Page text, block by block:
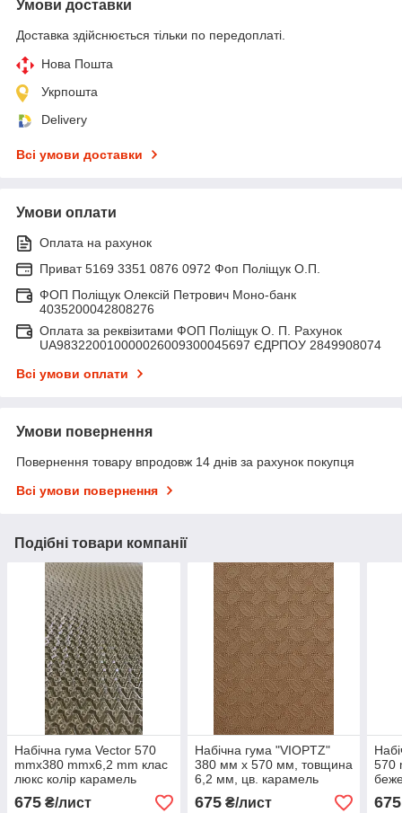
Умови доставки
Доставка здійснюється тільки по передоплаті.
Нова Пошта
Укрпошта
Delivery
Всі умови доставки
Умови оплати
Оплата на рахунок
Приват 5169 3351 0876 0972 Фоп Поліщук О.П.
ФОП Поліщук Олексій Петрович Моно-банк
4035200042808276
Оплата за реквізитами ФОП Поліщук О. П. Рахунок
UA983220010000026009300045697 ЄДРПОУ 2849908074
Всі умови оплати
Умови повернення
Повернення товару впродовж 14 днів за рахунок покупця
Всі умови повернення
Подібні товари компанії
Набічна гума Vector 570
mmx380 mmx6,2 mm клас
люкс колір карамель
675 ₴/лист
Набічна гума "VIOPTZ"
380 мм х 570 мм, товщина
6,2 мм, цв. карамель
675₴/лист
570
675